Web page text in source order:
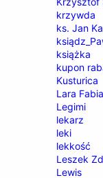
krzywda
ks. Jan
książka
kupon
Kusturica
Lara
Legimi
lekarz
leki
lekkość
Leszek
Lewis